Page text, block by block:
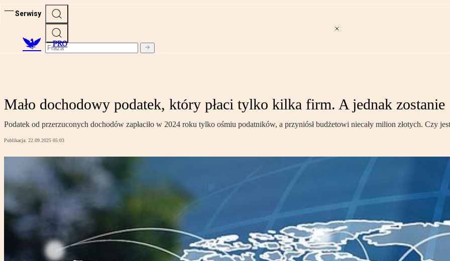
Serwisy
PRO
Mało dochodowy podatek, który płaci tylko kilka firm. A jednak zostanie
Podatek od przerzuconych dochodów zapłaciło w 2024 roku tylko ośmiu podatników, a przyniósł budżetowi niecały milion złotych. Czy
Publikacja: 22.09.2025 05:03